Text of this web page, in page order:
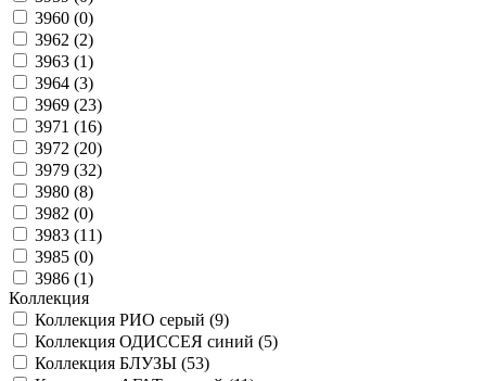
3960 (0)
3962 (2)
3963 (1)
3964 (3)
3969 (23)
3971 (16)
3972 (20)
3979 (32)
3980 (8)
3982 (0)
3983 (11)
3985 (0)
3986 (1)
Коллекция
Коллекция РИО серый (9)
Коллекция ОДИССЕЯ синий (5)
Коллекция БЛУЗЫ (53)